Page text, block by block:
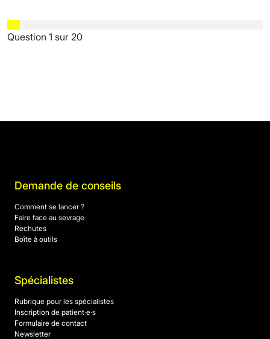
Question 1 sur 20
Demande de conseils
Comment se lancer ?
Faire face au sevrage
Rechutes
Boîte à outils
Spécialistes
Rubrique pour les spécialistes
Inscription de patient·e·s
Formulaire de contact
Newsletter